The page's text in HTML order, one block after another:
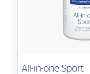
All-in-one Sport